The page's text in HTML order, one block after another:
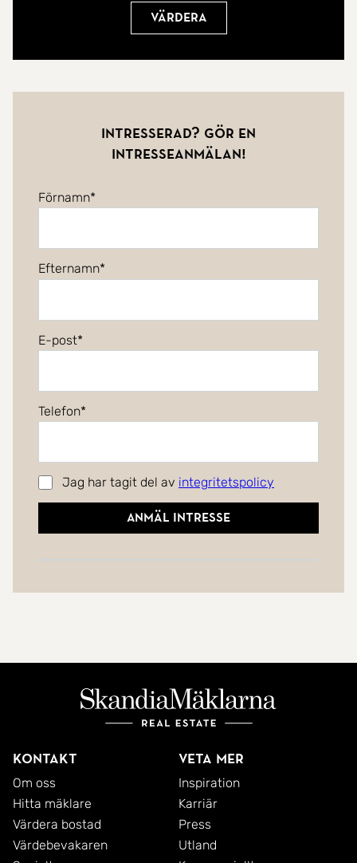
Värdera
Intresserad? Gör en
intresseanmälan!
Förnamn
Efternamn
E-post
Telefon
Jag har tagit del av integritetspolicy
Anmäl intresse
Kontakt
Om oss
Hitta mäklare
Värdera bostad
Värdebevakaren
Veta mer
Inspiration
Karriär
Press
Utland